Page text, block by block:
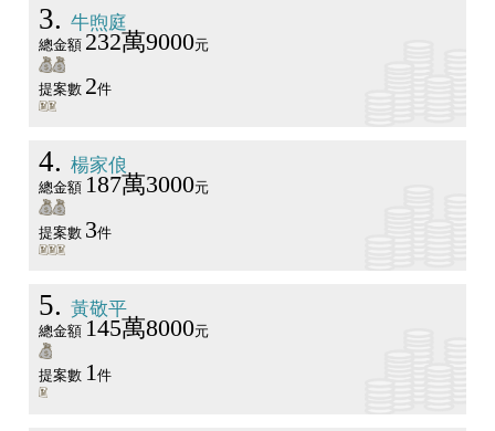
3 牛煦庭
總金額 232萬9000元
提案數 2件
4 楊家俍
總金額 187萬3000元
提案數 3件
5 黃敬平
總金額 145萬8000元
提案數 1件